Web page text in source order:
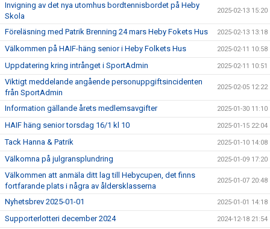
Invigning av det nya utomhus bordtennisbordet på Heby
Skola
2025-02-13 15:20
Föreläsning med Patrik Brenning 24 mars Heby Fokets Hus 2025-02-13 13:18
Välkommen på HAIF-häng senior i Heby Folkets Hus 2025-02-11 10:58
Uppdatering kring intrånget i SportAdmin 2025-02-11 10:51
Viktigt meddelande angående personuppgiftsincidenten
från SportAdmin
2025-02-05 12:22
Information gällande årets medlemsavgifter 2025-01-30 11:10
HAIF häng senior torsdag 16/1 kl 10 2025-01-15 22:04
Tack Hanna & Patrik 2025-01-10 14:08
Välkomna på julgransplundring 2025-01-09 17:20
Välkommen att anmäla ditt lag till Hebycupen, det finns
fortfarande plats i några av åldersklasserna
2025-01-07 20:48
Nyhetsbrev 2025-01-01 2025-01-01 14:18
Supporterlotteri december 2024 2024-12-18 21:54